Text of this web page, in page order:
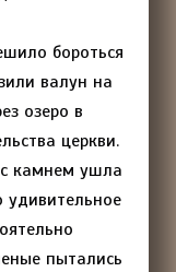
бороться
валун на
озеро в
церкви.
камнем ушла
пытались